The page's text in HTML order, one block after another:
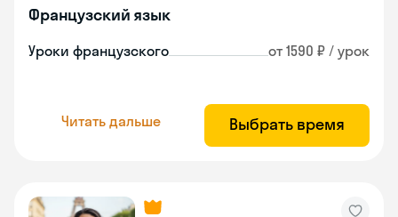
Французский язык
Уроки французского от 1590 ₽ / урок
Читать дальше Выбрать время